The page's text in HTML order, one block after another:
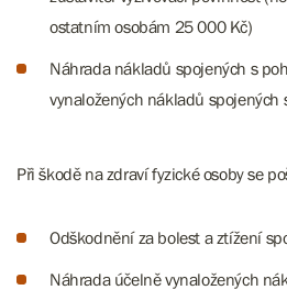
ostatním osobám 25 000 Kč)
Náhrada nákladů spojených s
vynaložených nákladů spojených
Při škodě na zdraví fyzické osoby se
Odškodnění za bolest a ztížení
Náhrada účelně vynaložených